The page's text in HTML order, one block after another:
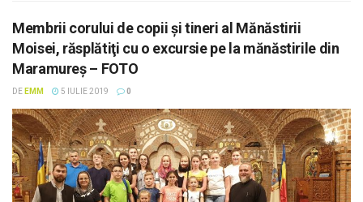
Membrii corului de copii şi tineri al Mănăstirii
Moisei, răsplătiţi cu o excursie pe la mănăstirile din
Maramureş – FOTO
DE EMM 5 IULIE 2019 0